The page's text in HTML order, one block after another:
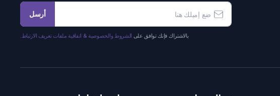
أرسل
بالاشتراك فإنك توافق على الشروط والخصوصية & اتفاقية ملفات تعريف الارتباط.